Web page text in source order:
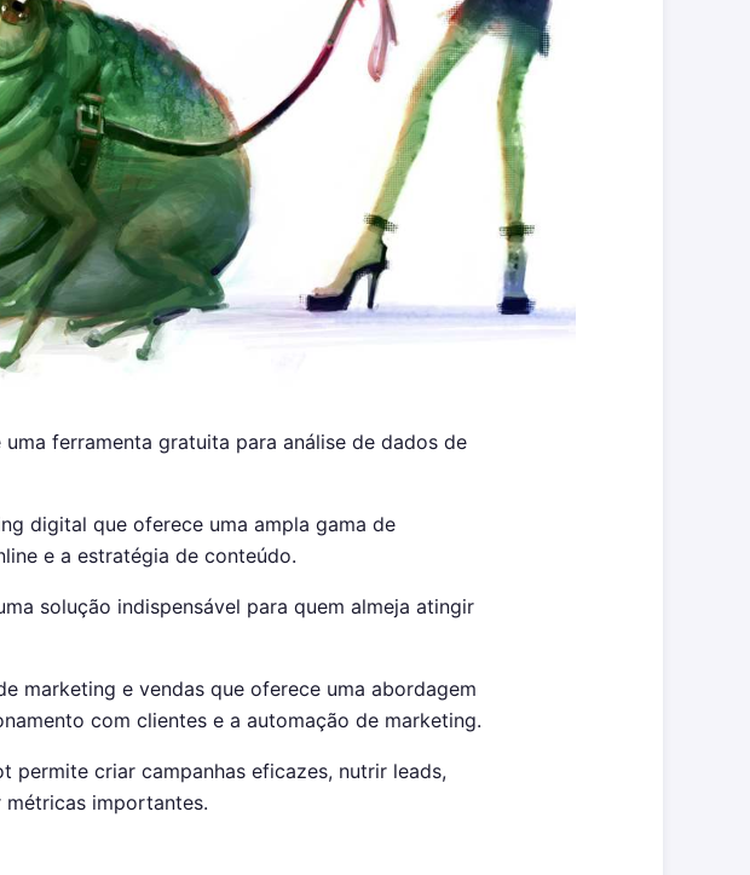
ferramenta gratuita para análise de dados de
digital que oferece uma ampla gama de
e a estratégia de conteúdo.
solução indispensável para quem almeja atingir
marketing e vendas que oferece uma abordagem
com clientes e a automação de marketing.
permite criar campanhas eficazes, nutrir leads,
métricas importantes.